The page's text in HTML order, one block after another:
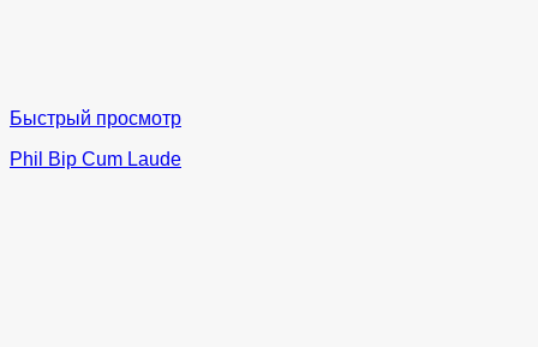
Быстрый просмотр
Phil Bip Cum Laude